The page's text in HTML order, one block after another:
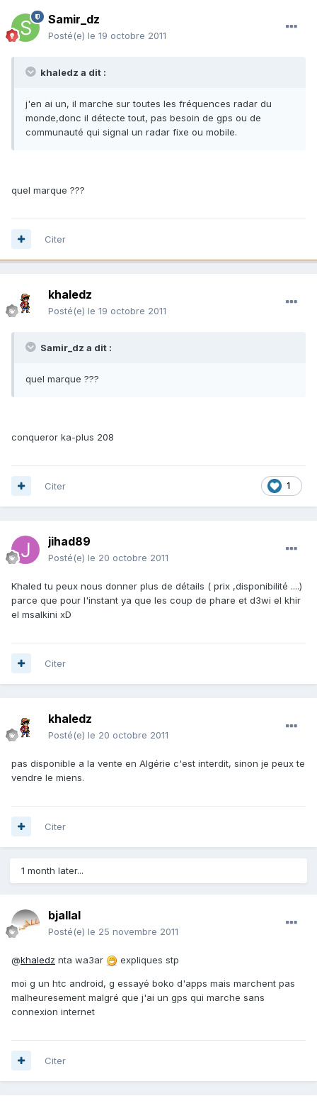
Samir_dz
Posté(e) le 19 octobre 2011
khaledz a dit :
j'en ai un, il marche sur toutes les fréquences radar du
monde,donc il détecte tout, pas besoin de gps ou de
communauté qui signal un radar fixe ou mobile.
quel marque ???
Citer
khaledz
Posté(e) le 19 octobre 2011
Samir_dz a dit :
quel marque ???
conqueror ka-plus 208
1
Citer
jihad89
Posté(e) le 20 octobre 2011
Khaled tu peux nous donner plus de détails ( prix ,disponibilité ....)
parce que pour l'instant ya que les coup de phare et d3wi el khir
el msalkini xD
Citer
khaledz
Posté(e) le 20 octobre 2011
pas disponible a la vente en Algérie c'est interdit, sinon je peux te
vendre le miens.
Citer
1 month later...
bjallal
Posté(e) le 25 novembre 2011
@khaledz nta wa3ar expliques stp
moi g un htc android, g essayé boko d'apps mais marchent pas
malheuresement malgré que j'ai un gps qui marche sans
connexion internet
Citer